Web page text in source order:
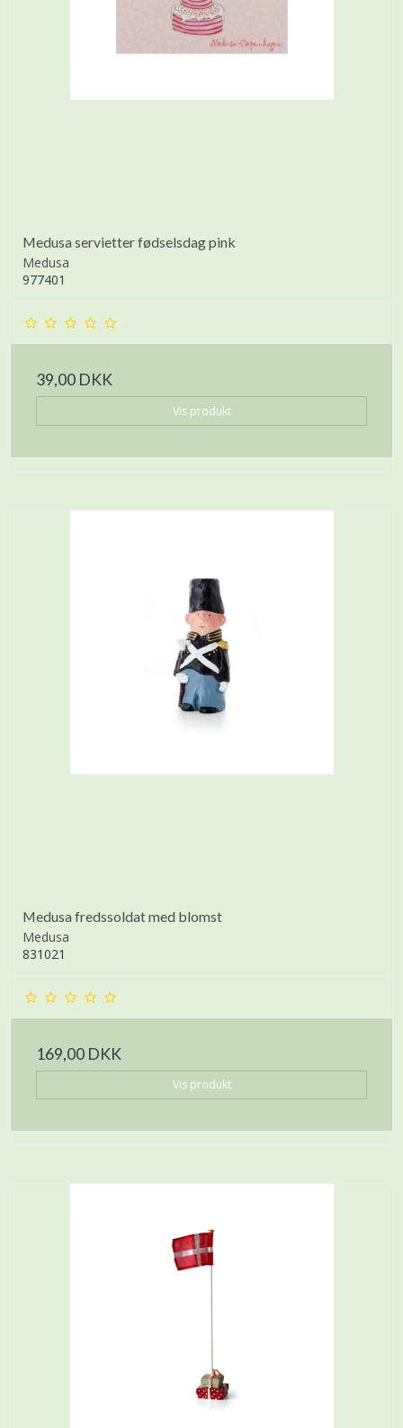
Medusa servietter fødselsdag pink
Medusa
977401
39,00 DKK
Vis produkt
Medusa fredssoldat med blomst
Medusa
831021
169,00 DKK
Vis produkt